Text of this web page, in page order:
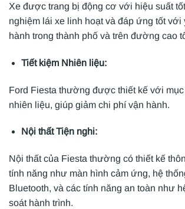
Xe được trang bị động cơ với hiệu suất
nghiệm lái xe linh hoạt và đáp ứng tốt với
hành trong thành phố và trên đường cao
Tiết kiệm Nhiên liệu:
Ford Fiesta thường được thiết kế với
nhiên liệu, giúp giảm chi phí vận hành.
Nội thất Tiện nghi:
Nội thất của Fiesta thường có thiết kế
tính năng như màn hình cảm ứng, hệ
Bluetooth, và các tính năng an toàn như
soát hành trình.